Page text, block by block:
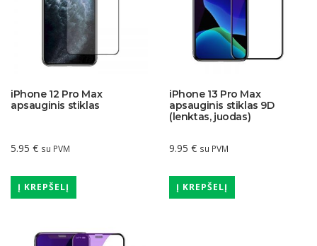
iPhone 12 Pro Max
apsauginis stiklas
5.95 € su PVM
Į KREPŠELĮ
iPhone 13 Pro Max
apsauginis stiklas 9D
(lenktas, juodas)
9.95 € su PVM
Į KREPŠELĮ